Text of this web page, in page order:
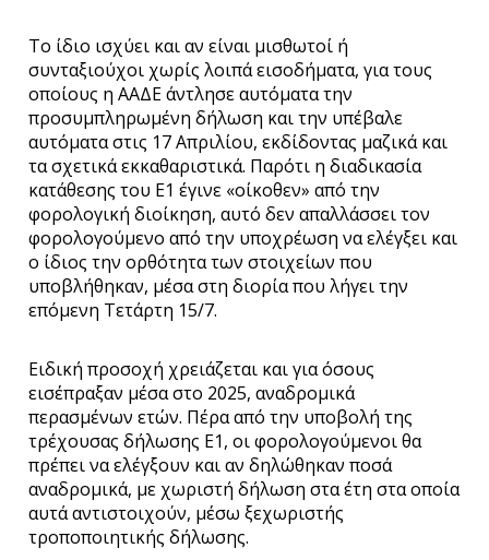
Το ίδιο ισχύει και αν είναι μισθωτοί ή
συνταξιούχοι χωρίς λοιπά εισοδήματα, για τους
οποίους η ΑΑΔΕ άντλησε αυτόματα την
προσυμπληρωμένη δήλωση και την υπέβαλε
αυτόματα στις 17 Απριλίου, εκδίδοντας μαζικά και
τα σχετικά εκκαθαριστικά. Παρότι η διαδικασία
κατάθεσης του Ε1 έγινε «οίκοθεν» από την
φορολογική διοίκηση, αυτό δεν απαλλάσσει τον
φορολογούμενο από την υποχρέωση να ελέγξει και
ο ίδιος την ορθότητα των στοιχείων που
υποβλήθηκαν, μέσα στη διορία που λήγει την
επόμενη Τετάρτη 15/7.
Ειδική προσοχή χρειάζεται και για όσους
εισέπραξαν μέσα στο 2025, αναδρομικά
περασμένων ετών. Πέρα από την υποβολή της
τρέχουσας δήλωσης Ε1, οι φορολογούμενοι θα
πρέπει να ελέγξουν και αν δηλώθηκαν ποσά
αναδρομικά, με χωριστή δήλωση στα έτη στα οποία
αυτά αντιστοιχούν, μέσω ξεχωριστής
τροποποιητικής δήλωσης.